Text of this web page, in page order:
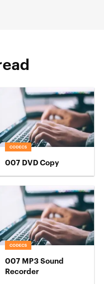
CODECS
007 DVD Copy
CODECS
007 MP3 Sound
Recorder